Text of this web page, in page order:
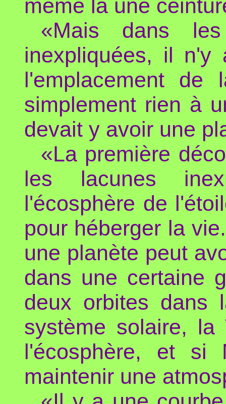
même là une
«Mais dans
inexpliquées, il n'y
l'emplacement de
simplement rien à
devait y avoir une
«La première
les lacunes
l'écosphère de
pour héberger la
une planète peut
dans une certaine
deux orbites dans
système solaire,
l'écosphère, et si
maintenir une